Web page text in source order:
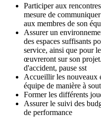
Participer aux
mesure de
aux membres de son
Assurer un
des espaces suffisants
service, ainsi que pour
œuvreront sur son
d'accident, pause sst
Accueillir les nouveaux
équipe de manière à
Former les différents
Assurer le suivi des
de performance